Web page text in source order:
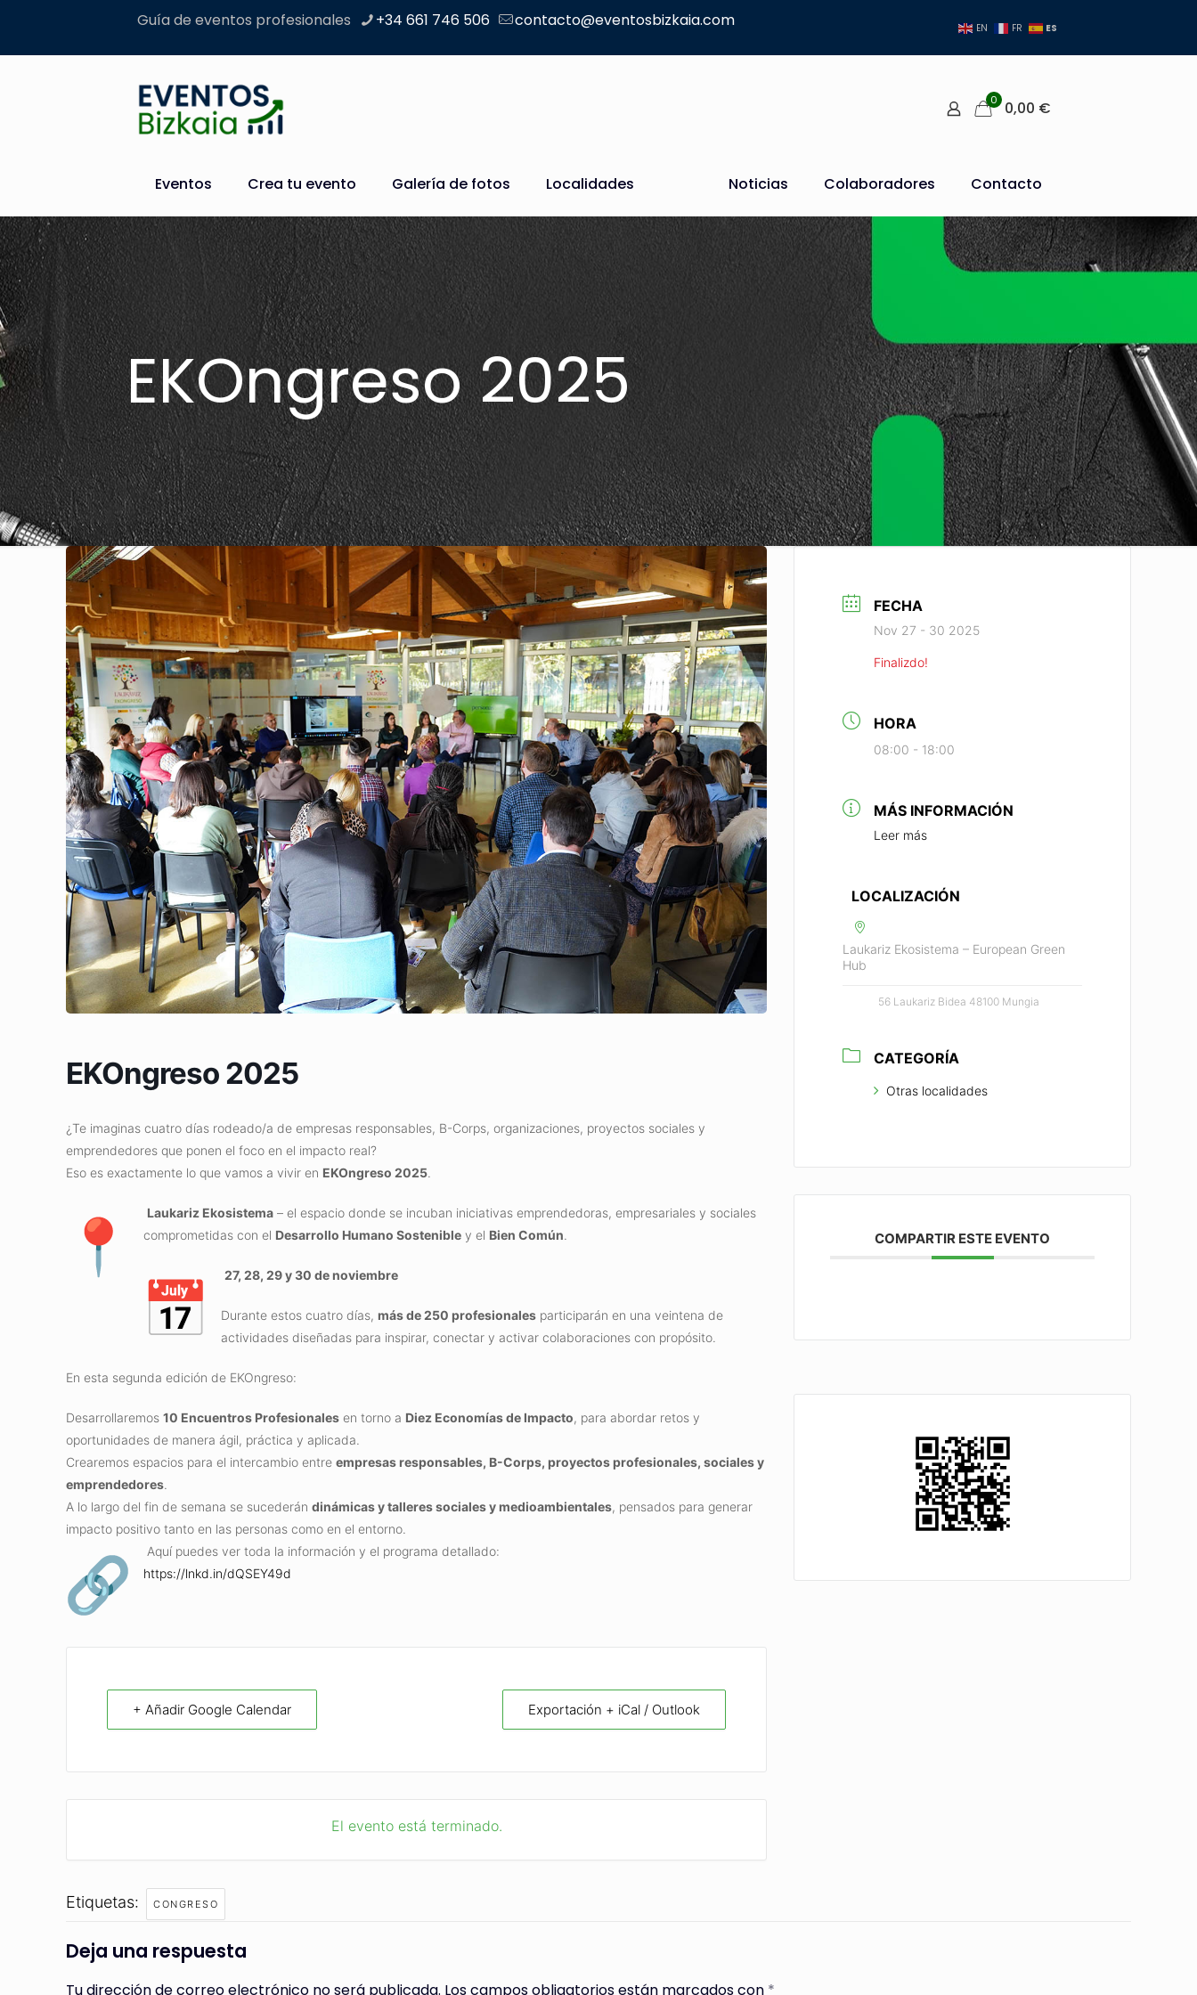
Guía de eventos profesionales +34 661 746 506 contacto@eventosbizkaia.com EN FR ES
0 0,00 €
Eventos Crea tu evento Galería de fotos Localidades Noticias Colaboradores Contacto
EKOngreso 2025
EKOngreso 2025
¿Te imaginas cuatro días rodeado/a de empresas responsables, B-Corps, organizaciones, proyectos sociales y
emprendedores que ponen el foco en el impacto real?
Eso es exactamente lo que vamos a vivir en EKOngreso 2025.
Laukariz Ekosistema – el espacio donde se incuban iniciativas emprendedoras, empresariales y sociales
comprometidas con el Desarrollo Humano Sostenible y el Bien Común.
27, 28, 29 y 30 de noviembre
Durante estos cuatro días, más de 250 profesionales participarán en una veintena de
actividades diseñadas para inspirar, conectar y activar colaboraciones con propósito.
En esta segunda edición de EKOngreso:
Desarrollaremos 10 Encuentros Profesionales en torno a Diez Economías de Impacto, para abordar retos y
oportunidades de manera ágil, práctica y aplicada.
Crearemos espacios para el intercambio entre empresas responsables, B-Corps, proyectos profesionales, sociales y
emprendedores.
A lo largo del fin de semana se sucederán dinámicas y talleres sociales y medioambientales, pensados para generar
impacto positivo tanto en las personas como en el entorno.
Aquí puedes ver toda la información y el programa detallado:
https://lnkd.in/dQSEY49d
+ Añadir Google Calendar Exportación + iCal / Outlook
El evento está terminado.
Etiquetas: CONGRESO
FECHA
Nov 27 - 30 2025
Finalizdo!
HORA
08:00 - 18:00
MÁS INFORMACIÓN
Leer más
LOCALIZACIÓN
Laukariz Ekosistema – European Green
Hub
56 Laukariz Bidea 48100 Mungia
CATEGORÍA
Otras localidades
COMPARTIR ESTE EVENTO
Deja una respuesta
Tu dirección de correo electrónico no será publicada. Los campos obligatorios están marcados con *